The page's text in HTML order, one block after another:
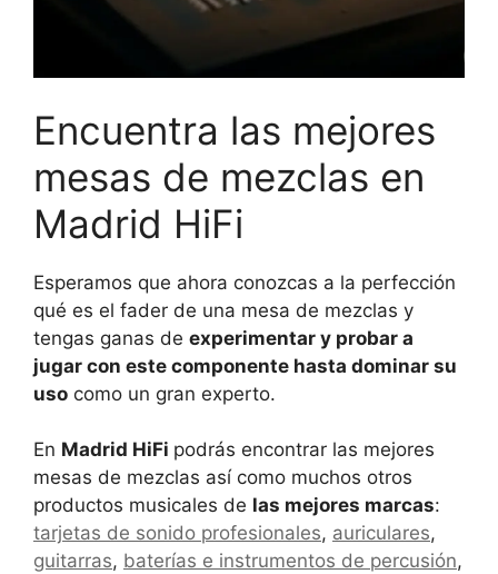
Encuentra las mejores
mesas de mezclas en
Madrid HiFi
Esperamos que ahora conozcas a la perfección
qué es el fader de una mesa de mezclas y
tengas ganas de experimentar y probar a
jugar con este componente hasta dominar su
uso como un gran experto.
En Madrid HiFi podrás encontrar las mejores
mesas de mezclas así como muchos otros
productos musicales de las mejores marcas:
tarjetas de sonido profesionales, auriculares,
guitarras, baterías e instrumentos de percusión,